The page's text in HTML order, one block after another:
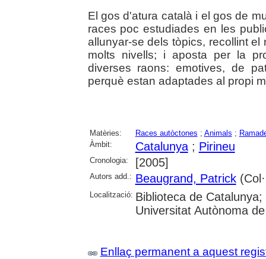
El gos d'atura català i el gos de
races poc estudiades en les
allunyar-se dels tòpics, recollint
molts nivells; i aposta per la
diverses raons: emotives, de
perquè estan adaptades al propi
Matèries: Races autòctones ; Animals ;
Àmbit:
Catalunya; Pirineu
Cronologia: [2005]
Autors add.: Beaugrand, Patrick
Localització: Biblioteca de
Universitat Autònoma
Enllaç permanent a aquest